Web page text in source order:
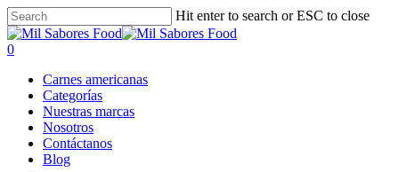
Skip
to
main
Hit enter to search or ESC to close
Close
Search
search
0
Carnes americanas
Categorías
Nuestras marcas
Nosotros
Contáctanos
Blog